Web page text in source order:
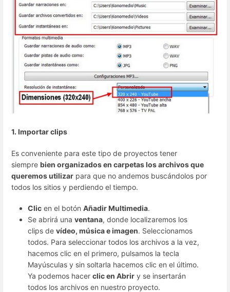
1. Importar clips
Es conveniente para este tipo de proyectos tener
siempre bien organizados en carpetas los archivos que
queremos utilizar para que no andemos buscándolos por
todos los sitios y perdiendo el tiempo.
Clic en el botón Añadir Multimedia.
Se abrirá una ventana, donde localizaremos los
clips de vídeo, música e imagen. Seleccionamos
todos. Para seleccionar todos los archivos a la vez,
hacemos clic en el primero, pulsamos la tecla
Mayúsculas y sin soltarla hacemos clic en el último.
Ya podemos hacer clic en Abrir y se insertarán
todos los archivos en nuestro proyecto.